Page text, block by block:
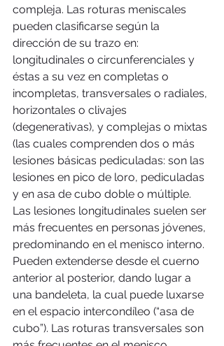
compleja. Las roturas meniscales
pueden clasificarse según la
dirección de su trazo en:
longitudinales o circunferenciales y
éstas a su vez en completas o
incompletas, transversales o radiales,
horizontales o clivajes
(degenerativas), y complejas o mixtas
(las cuales comprenden dos o más
lesiones básicas pediculadas: son las
lesiones en pico de loro, pediculadas
y en asa de cubo doble o múltiple.
Las lesiones longitudinales suelen ser
más frecuentes en personas jóvenes,
predominando en el menisco interno.
Pueden extenderse desde el cuerno
anterior al posterior, dando lugar a
una bandeleta, la cual puede luxarse
en el espacio intercondíleo (“asa de
cubo”). Las roturas transversales son